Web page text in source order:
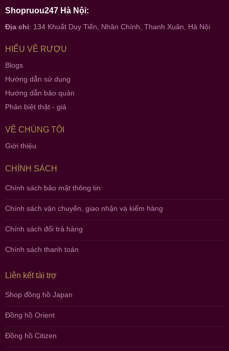
Shopruou247 Hà Nội:
Địa chỉ: 134 Khuất Duy Tiến, Nhân Chính, Thanh Xuân, Hà Nội
HIỂU VỀ RƯỢU
Blogs
Hướng dẫn sử dụng
Hướng dẫn bảo quản
Phân biệt thật - giả
VỀ CHÚNG TÔI
Giới thiệu
CHÍNH SÁCH
Chính sách bảo mật thông tin
Chính sách vận chuyển, giao nhận và kiểm hàng
Chính sách đổi trả hàng
Chính sách thanh toán
Liên kết tài trợ
Shop đồng hồ Japan
Đồng hồ Orient
Đồng hồ Citizen